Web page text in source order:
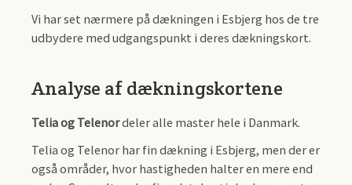
Vi har set nærmere på dækningen i Esbjerg hos de tre
udbydere med udgangspunkt i deres dækningskort.
Analyse af dækningskortene
Telia og Telenordeler alle master hele i Danmark.
Telia og Telenor har fin dækning i Esbjerg, men der er
også områder, hvor hastigheden halter en mere end